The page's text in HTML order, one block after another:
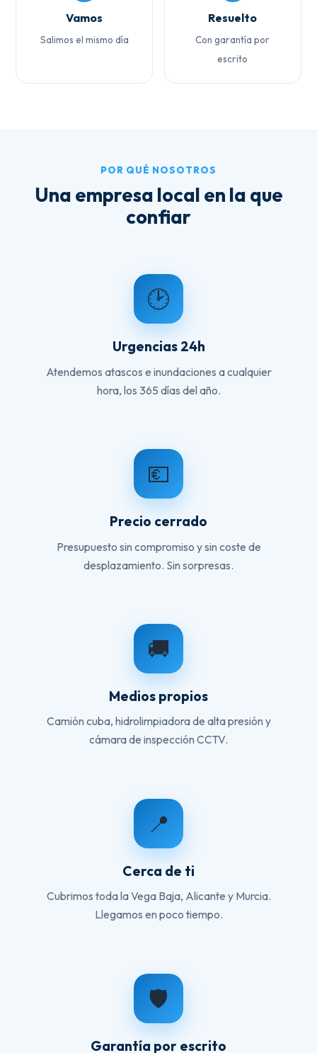
Vamos
Salimos el mismo día
Resuelto
Con garantía por
escrito
POR QUÉ NOSOTROS
Una empresa local en la que
confiar
🕑
Urgencias 24h
Atendemos atascos e inundaciones a cualquier
hora, los 365 días del año.
💶
Precio cerrado
Presupuesto sin compromiso y sin coste de
desplazamiento. Sin sorpresas.
🚚
Medios propios
Camión cuba, hidrolimpiadora de alta presión y
cámara de inspección CCTV.
📍
Cerca de ti
Cubrimos toda la Vega Baja, Alicante y Murcia.
Llegamos en poco tiempo.
🛡️
Garantía por escrito